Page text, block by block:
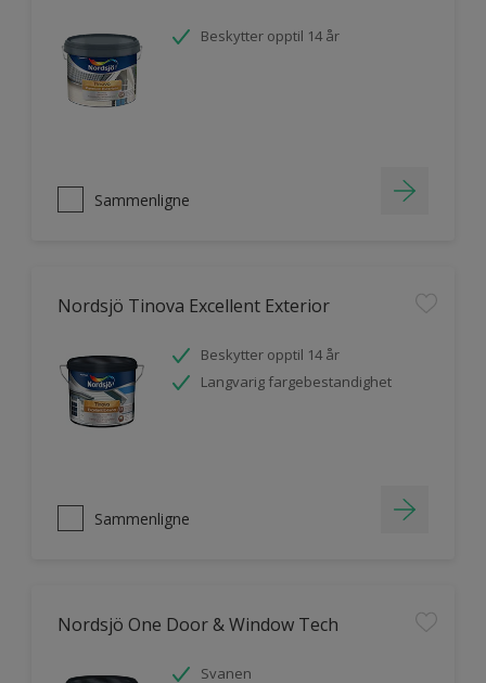
Beskytter opptil 14 år
Sammenligne
Nordsjö Tinova Excellent Exterior
Beskytter opptil 14 år
Langvarig fargebestandighet
Sammenligne
Nordsjö One Door & Window Tech
Svanen